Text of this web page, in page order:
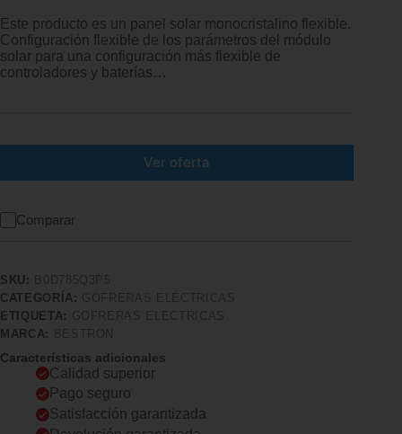
Este producto es un panel solar monocristalino flexible.
Configuración flexible de los parámetros del módulo
solar para una configuración más flexible de
controladores y baterías…
Ver oferta
Comparar
SKU:
CATEGORÍA:
ETIQUETA:
MARCA:
Características adicionales
Calidad superior
Pago seguro
Satisfacción garantizada